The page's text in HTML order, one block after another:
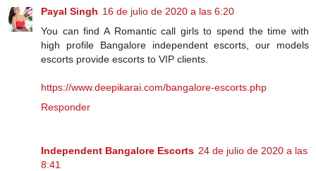
Payal Singh 16 de julio de 2020 a las 6:20
You can find A Romantic call girls to spend the time with
high profile Bangalore independent escorts, our models
escorts provide escorts to VIP clients.
https://www.deepikarai.com/bangalore-escorts.php
Responder
Independent Bangalore Escorts 24 de julio de 2020 a las
8:41